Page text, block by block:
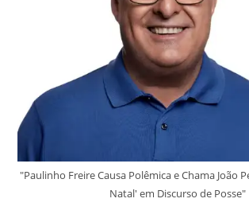
"Paulinho Freire Causa Polêmica e Chama João
Natal' em Discurso de Posse"